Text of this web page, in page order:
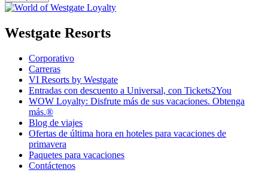
Westgate Resorts
Corporativo
Carreras
VI Resorts by Westgate
Entradas con descuento a Universal, con Tickets2You
WOW Loyalty: Disfrute más de sus vacaciones. Obtenga
más.®
Blog de viajes
Ofertas de última hora en hoteles para vacaciones de
primavera
Paquetes para vacaciones
Contáctenos